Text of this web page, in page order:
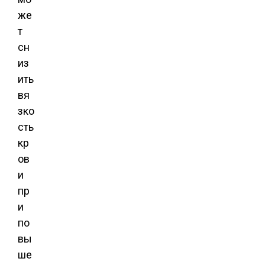
же
т
сн
из
ить
вя
зко
сть
кр
ов
и
пр
и
по
вы
ше